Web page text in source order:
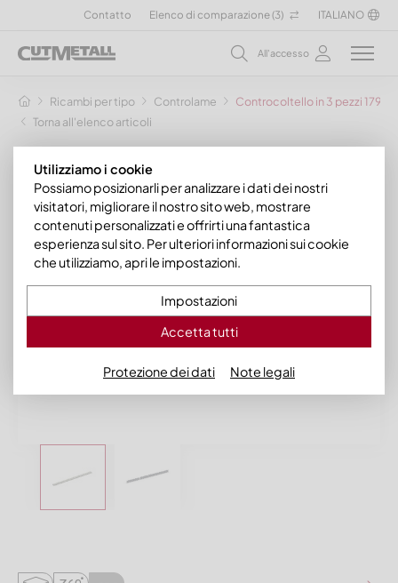
Contatto Elenco di comparazione (3) ITALIANO
All'accesso
Ricambi per tipo Controlame
Controcoltello in 3 pezzi
Torna all'elenco articoli
Utilizziamo i cookie
Possiamo posizionarli per analizzare i dati dei nostri
visitatori, migliorare il nostro sito web, mostrare
contenuti personalizzati e offrirti una fantastica
esperienza sul sito. Per ulteriori informazioni sui cookie
che utilizziamo, apri le impostazioni.
Impostazioni
Accetta tutti
Protezione dei dati Note legali